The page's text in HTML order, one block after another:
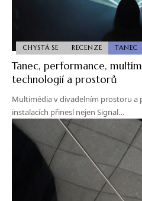
CHYSTÁ SE RECENZE TANEC
Tanec, performance,
technologií a prostorů
Multimédia v divadelním prostoru a
instalacích přinesl nejen Signal…